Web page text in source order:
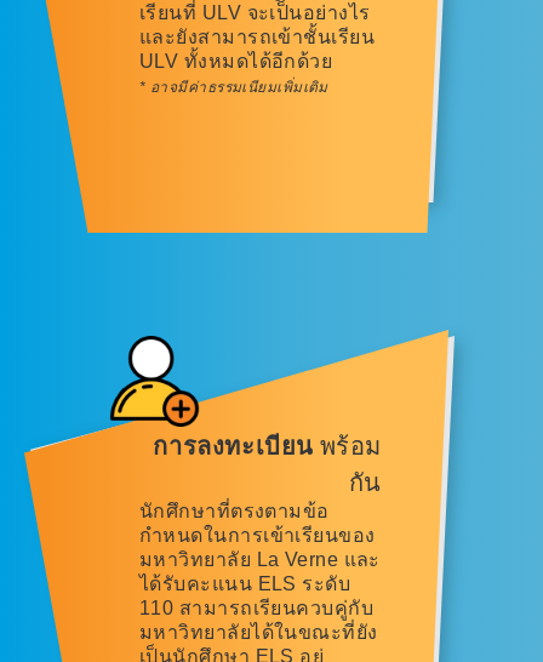
เรียนที่ ULV จะเป็นอย่างไร
และยังสามารถเข้าชั้นเรียน
ULV ทั้งหมดได้อีกด้วย
* อาจมีค่าธรรมเนียมเพิ่มเติม
การลงทะเบียน พร้อม
กัน
นักศึกษาที่ตรงตามข้อ
กำหนดในการเข้าเรียนของ
มหาวิทยาลัย La Verne และ
ได้รับคะแนน ELS ระดับ
110 สามารถเรียนควบคู่กับ
มหาวิทยาลัยได้ในขณะที่ยัง
เป็นนักศึกษา ELS อยู่